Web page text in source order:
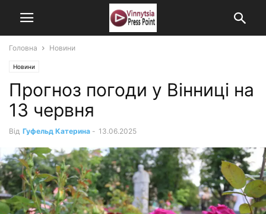
Головна Новини
Новини
Прогноз погоди у Вінниці на
13 червня
Від Гуфельд Катерина - 13.06.2025